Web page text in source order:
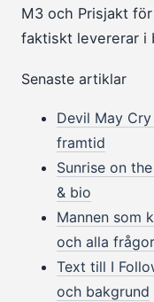
M3 och Prisjakt
faktiskt levererar i
Senaste artiklar
Devil May
framtid
Sunrise on
& bio
Mannen som
och alla frågor
Text till I
och bakgrund